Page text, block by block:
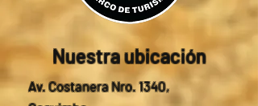
Nuestra ubicación
Av. Costanera Nro. 1340,